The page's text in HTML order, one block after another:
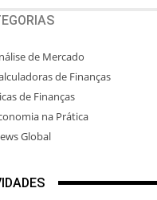
de Mercado
de Finanças
de Finanças
na Prática
Global